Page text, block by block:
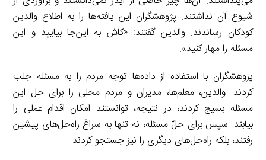
شیوع آن نداشتند. پژوهشگران این یافته‌ها را به اطلاع والدین
کودکان رساندند. والدین گفتند: «کاش به این‌جا بیایید و این
مسئله را مهار کنید».
پزوهشگران با استفاده از داده‌ها توجه مردم را به مسئله جلب
کردند. والدین، معلم‌ها، مدیران و مردم محلی را برای حل این
مسئله بسیج کردند، در نتیجه، توانستند امکان اقدام عملی را
بیابند. سپس برای حلّ مسئله، نه تنها به سراغ راه‌حل‌های پیشین
رفتند، بلکه راه‌حل‌های دیگری را نیز جستجو کردند.